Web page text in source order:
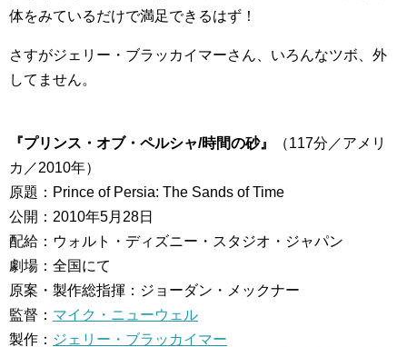
体をみているだけで満足できるはず！
さすがジェリー・ブラッカイマーさん、いろんなツボ、外
してません。
『プリンス・オブ・ペルシャ/時間の砂』
（117分／アメリ
カ／2010年）
原題：Prince of Persia: The Sands of Time
公開：2010年5月28日
配給：ウォルト・ディズニー・スタジオ・ジャパン
劇場：全国にて
原案・製作総指揮：ジョーダン・メックナー
監督： マイク・ニューウェル
製作： ジェリー・ブラッカイマー